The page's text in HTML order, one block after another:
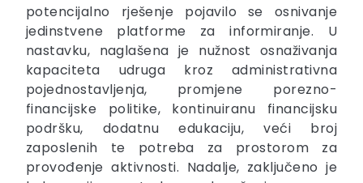
potencijalno rješenje pojavilo se osnivanje
jedinstvene platforme za informiranje. U
nastavku, naglašena je nužnost osnaživanja
kapaciteta udruga kroz administrativna
pojednostavljenja, promjene porezno-
financijske politike, kontinuiranu financijsku
podršku, dodatnu edukaciju, veći broj
zaposlenih te potreba za prostorom za
provođenje aktivnosti. Nadalje, zaključeno je